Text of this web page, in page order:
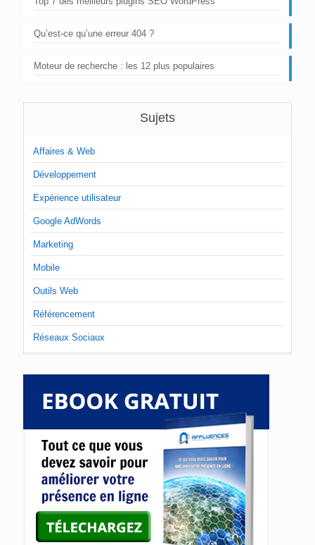
Qu’est-ce qu’une erreur 404 ?
Moteur de recherche : les 12 plus populaires
Sujets
Affaires & Web
Développement
Expérience utilisateur
Google AdWords
Marketing
Mobile
Outils Web
Référencement
Réseaux Sociaux